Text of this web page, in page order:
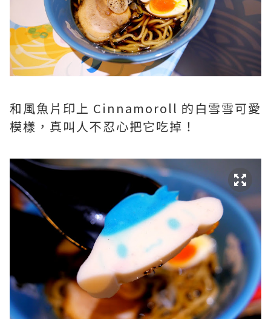
和風魚片印上 Cinnamoroll 的白雪雪可愛
模樣，真叫人不忍心把它吃掉！